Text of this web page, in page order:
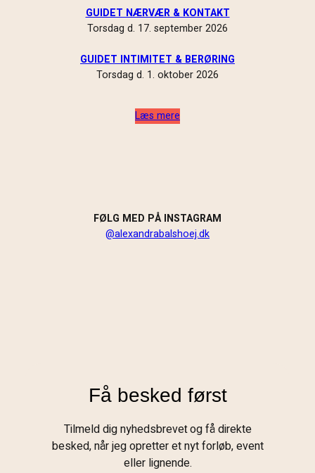
GUIDET NÆRVÆR & KONTAKT
Torsdag d. 17. september 2026
GUIDET INTIMITET & BERØRING
Torsdag d. 1. oktober 2026
Læs mere
FØLG MED PÅ INSTAGRAM
@alexandrabalshoej.dk
Få besked først
Tilmeld dig nyhedsbrevetog få direkte
besked, når jeg opretter et nyt forløb, event
eller lignende.